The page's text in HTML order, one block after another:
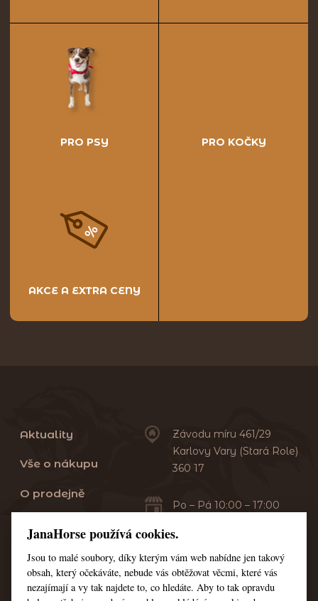
PRO PSY PRO KOČKY
AKCE A EXTRA CENY
Aktuality
Vše o nákupu
O prodejně
Servis
Kontakt
Závodu míru 461/29
Karlovy Vary (Stará Role)
360 17
Po – Pá 10:00 – 17:00
+420 353 549 410
+420 608 444 378
JanaHorse používá cookies.
Jsou to malé soubory, díky kterým vám web nabídne jen takový
obsah, který očekáváte, nebude vás obtěžovat věcmi, které vás
nezajímají a vy tak najdete to, co hledáte. Aby to tak opravdu